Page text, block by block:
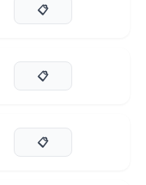
📋
📋
📋